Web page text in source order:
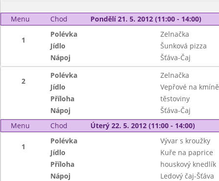
Menu Chod Pondělí 21. 5. 2012 (11:00 - 14:00)
1
Polévka
Zelnačka
Jídlo
Šunková pizza
Nápoj
Šťáva-Čaj
2
Polévka
Zelnačka
Jídlo
Vepřové na kmíně
Příloha
těstoviny
Nápoj
Šťáva-Čaj
Menu
Chod Úterý 22. 5. 2012 (11:00 - 14:00)
1
Polévka
Vývar s kroužky
Jídlo
Kuře na paprice
Příloha
houskový knedlík
Nápoj
Ledový čaj-Šťáva